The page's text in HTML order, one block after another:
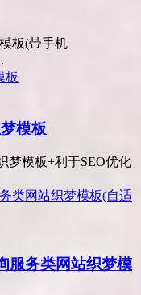
板(带手机
模板
梦模板+利于SEO优化
服务类网站织梦模